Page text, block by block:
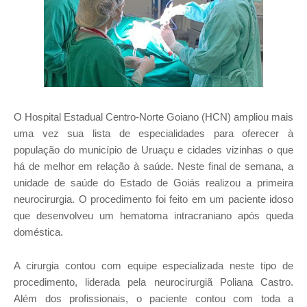
O Hospital Estadual Centro-Norte Goiano (HCN) ampliou mais
uma vez sua lista de especialidades para oferecer à
população do município de Uruaçu e cidades vizinhas o que
há de melhor em relação à saúde. Neste final de semana, a
unidade de saúde do Estado de Goiás realizou a primeira
neurocirurgia. O procedimento foi feito em um paciente idoso
que desenvolveu um hematoma intracraniano após queda
doméstica.
A cirurgia contou com equipe especializada neste tipo de
procedimento, liderada pela neurocirurgiã Poliana Castro.
Além dos profissionais, o paciente contou com toda a